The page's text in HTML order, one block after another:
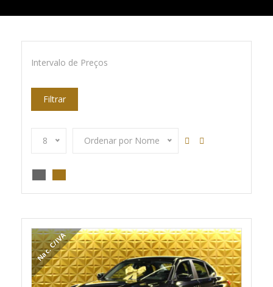
Intervalo de Preços
Filtrar
8 Ordenar por Nome
Nac. C/IVA